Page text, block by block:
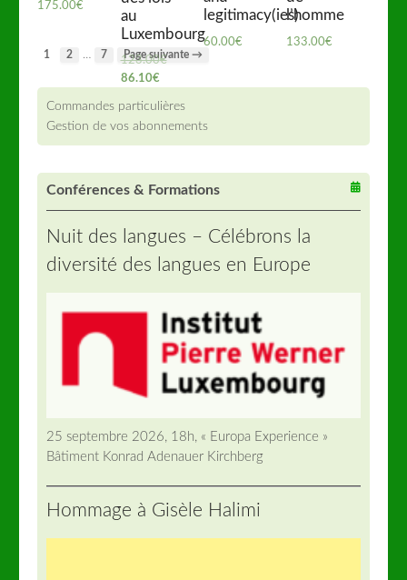
175.00€
au
Luxembourg
123.00€
86.10€
legitimacy(ies)
60.00€
l’homme
133.00€
1 2 … 7 Page suivante →
Commandes particulières
Gestion de vos abonnements
Conférences & Formations
Nuit des langues – Célébrons la
diversité des langues en Europe
25 septembre 2026, 18h, « Europa Experience »
Bâtiment Konrad Adenauer Kirchberg
Hommage à Gisèle Halimi